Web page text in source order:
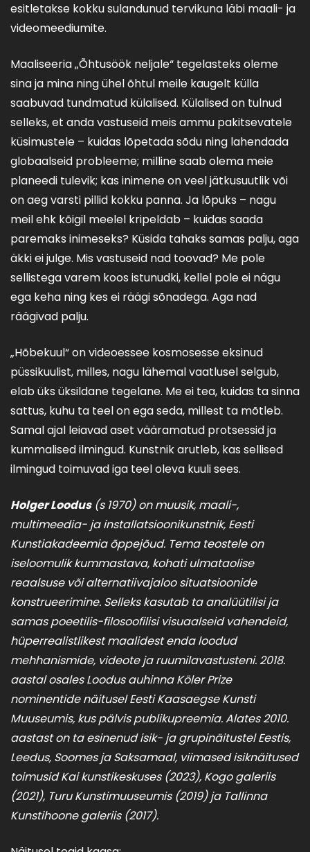
esitletakse kokku sulandunud tervikuna läbi maali- ja
videomeediumite.
Maaliseeria „Õhtusöök neljale“ tegelasteks oleme
sina ja mina ning ühel õhtul meile kaugelt külla
saabuvad tundmatud külalised. Külalised on tulnud
selleks, et anda vastuseid meis ammu pakitsevatele
küsimustele – kuidas lõpetada sõdu ning lahendada
globaalseid probleeme; milline saab olema meie
planeedi tulevik; kas inimene on veel jätkusuutlik või
on aeg varsti pillid kokku panna. Ja lõpuks – nagu
meil ehk kõigil meelel kripeldab – kuidas saada
paremaks inimeseks? Küsida tahaks samas palju, aga
äkki ei julge. Mis vastuseid nad toovad? Me pole
sellistega varem koos istunudki, kellel pole ei nägu
ega keha ning kes ei räägi sõnadega. Aga nad
räägivad palju.
„Hõbekuul“ on videoessee kosmosesse eksinud
püssikuulist, milles, nagu lähemal vaatlusel selgub,
elab üks üksildane tegelane. Me ei tea, kuidas ta sinna
sattus, kuhu ta teel on ega seda, millest ta mõtleb.
Samal ajal leiavad aset vääramatud protsessid ja
kummalised ilmingud. Kunstnik arutleb, kas sellised
ilmingud toimuvad iga teel oleva kuuli sees.
Holger Loodus(s 1970) on muusik, maali-,
multimeedia- ja installatsioonikunstnik, Eesti
Kunstiakadeemia õppejõud. Tema teostele on
iseloomulik kummastava, kohati ulmataolise
reaalsuse või alternatiivajaloo situatsioonide
konstrueerimine. Selleks kasutab ta analüütilisi ja
samas poeetilis-filosoofilisi visuaalseid vahendeid,
hüperrealistlikest maalidest enda loodud
mehhanismide, videote ja ruumilavastusteni. 2018.
aastal osales Loodus auhinna Köler Prize
nominentide näitusel Eesti Kaasaegse Kunsti
Muuseumis, kus pälvis publikupreemia. Alates 2010.
aastast on ta esinenud isik- ja grupinäitustel Eestis,
Leedus, Soomes ja Saksamaal, viimased isiknäitused
toimusid Kai kunstikeskuses (2023), Kogo galeriis
(2021), Turu Kunstimuuseumis (2019) ja Tallinna
Kunstihoone galeriis (2017).